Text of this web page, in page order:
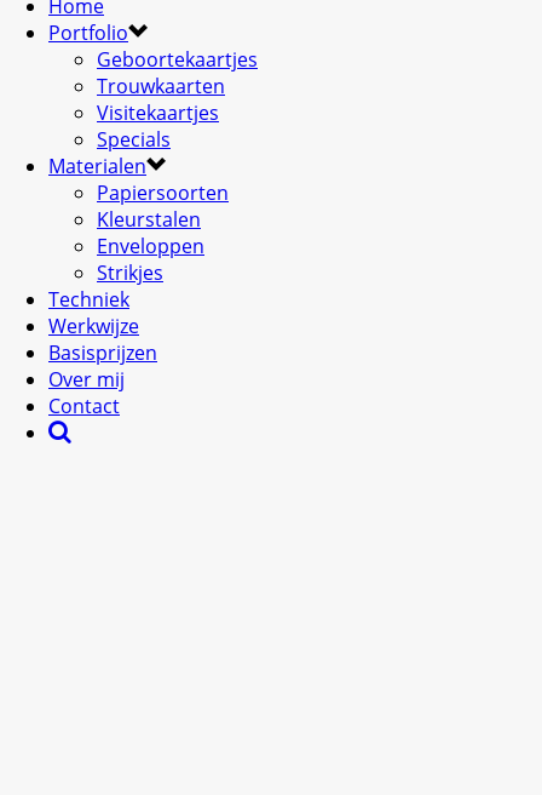
Home
Portfolio
Geboortekaartjes
Trouwkaarten
Visitekaartjes
Specials
Materialen
Papiersoorten
Kleurstalen
Enveloppen
Strikjes
Techniek
Werkwijze
Basisprijzen
Over mij
Contact